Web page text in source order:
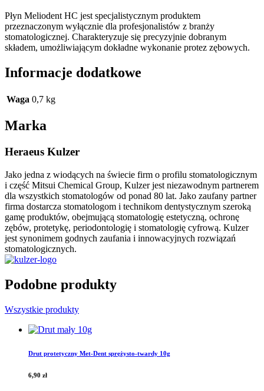
Płyn Meliodent HC jest specjalistycznym produktem
przeznaczonym wyłącznie dla profesjonalistów z branży
stomatologicznej. Charakteryzuje się precyzyjnie dobranym
składem, umożliwiającym dokładne wykonanie protez zębowych.
Informacje dodatkowe
Waga 0,7 kg
Marka
Heraeus Kulzer
Jako jedna z wiodących na świecie firm o profilu stomatologicznym
i część Mitsui Chemical Group, Kulzer jest niezawodnym partnerem
dla wszystkich stomatologów od ponad 80 lat. Jako zaufany partner
firma dostarcza stomatologom i technikom dentystycznym szeroką
gamę produktów, obejmującą stomatologię estetyczną, ochronę
zębów, protetykę, periodontologię i stomatologię cyfrową. Kulzer
jest synonimem godnych zaufania i innowacyjnych rozwiązań
stomatologicznych.
Podobne produkty
Wszystkie produkty
Drut protetyczny Met-Dent sprężysto-twardy 10g
6,90 zł